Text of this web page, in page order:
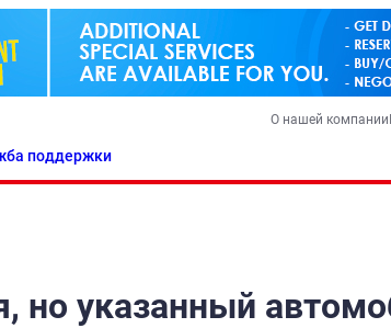
поддержки
О нашей компании
но указанный